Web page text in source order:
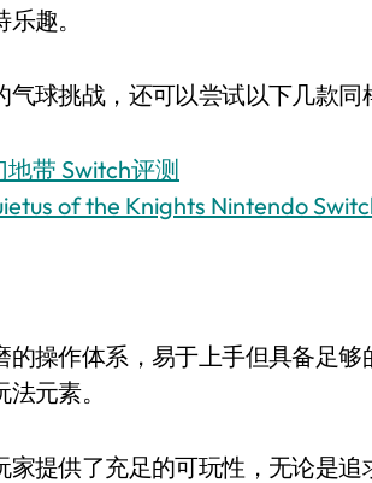
趣。
球挑战，还可以尝试以下几款同
带 Switch评测
of the Knights Nintendo
操作体系，易于上手但具备足够
元素。
家提供了充足的可玩性，无论是